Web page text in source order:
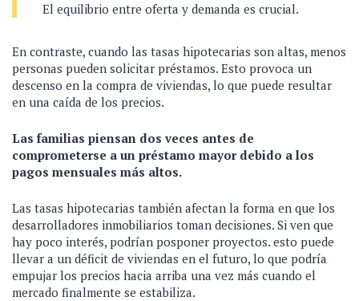
El equilibrio entre oferta y demanda es crucial.
En contraste, cuando las tasas hipotecarias son altas, menos
personas pueden solicitar préstamos. Esto provoca un
descenso en la compra de viviendas, lo que puede resultar
en una caída de los precios.
Las familias piensan dos veces antes de
comprometerse a un préstamo mayor debido a los
pagos mensuales más altos.
Las tasas hipotecarias también afectan la forma en que los
desarrolladores inmobiliarios toman decisiones. Si ven que
hay poco interés, podrían posponer proyectos. esto puede
llevar a un déficit de viviendas en el futuro, lo que podría
empujar los precios hacia arriba una vez más cuando el
mercado finalmente se estabiliza.